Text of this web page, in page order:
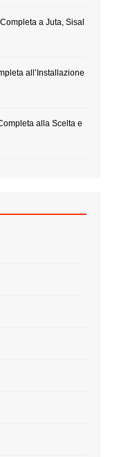
a Juta, Sisal
all’Installazione
alla Scelta e